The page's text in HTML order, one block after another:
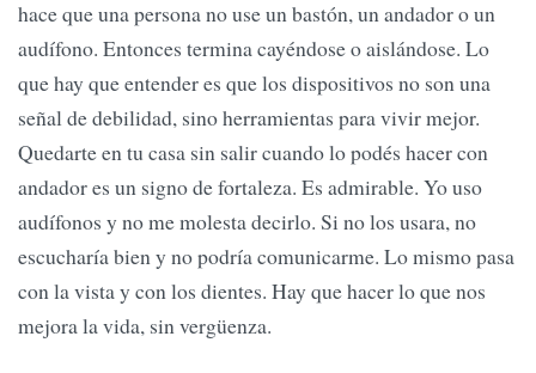
hace que una persona no use un bastón, un andador o un
audífono. Entonces termina cayéndose o aislándose. Lo
que hay que entender es que los dispositivos no son una
señal de debilidad, sino herramientas para vivir mejor.
Quedarte en tu casa sin salir cuando lo podés hacer con
andador es un signo de fortaleza. Es admirable. Yo uso
audífonos y no me molesta decirlo. Si no los usara, no
escucharía bien y no podría comunicarme. Lo mismo pasa
con la vista y con los dientes. Hay que hacer lo que nos
mejora la vida, sin vergüenza.